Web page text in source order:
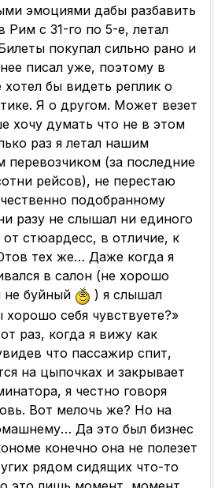
эмоциями дабы разбавить
Рим с 31-го по 5-е, летал
покупал сильно рано и
писал уже, поэтому в
хотел бы видеть реплик о
Я о другом. Может везет
хочу думать что не в этом
раз я летал нашим
перевозчиком (за последние
рейсов), не перестаю
подобранному
разу не слышал ни единого
от стюардесс, в отличие, к
тех же… Даже когда я
в салон (не хорошо
не буйный
) я слышал
себя чувствуете?»
раз, когда я вижу как
что пассажир спит,
на цыпочках и закрывает
я честно говоря
Вот мелочь же? Но на
Да это был бизнес
конечно она не полезет
рядом сидящих что-то